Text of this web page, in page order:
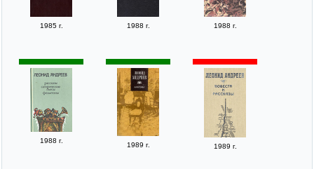
1985 г. 1988 г. 1988 г.
1988 г.
1989 г. 1989 г.